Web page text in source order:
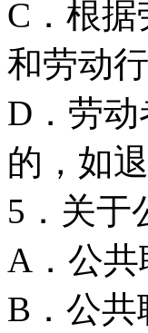
C．根
和劳动
D．劳
的，如
5．关
A．公
B．公